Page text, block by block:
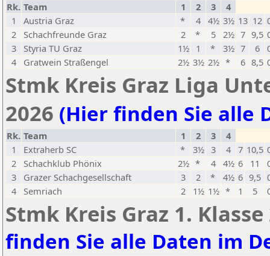
Rk. Team 1 2 3
4
1
Austria Graz * 4 4½ 3½ 13 12
2
Schachfreunde Graz 2 * 5 2½ 7 9,5
3
Styria TU Graz 1½ 1 * 3½ 7 6
4
Gratwein Straßengel 2½ 3½ 2½ * 6 8,5
Stmk Kreis Graz Liga
2026 (Hier finden Sie alle
Rk. Team 1 2 3
4
1
Extraherb SC * 3½ 3 4 7 10,5
2
Schachklub Phönix 2½ * 4 4½ 6 11
3
Grazer Schachgesellschaft 3 2 * 4½ 6 9,5
4
Semriach 2 1½ 1½ * 1 5
Stmk Kreis Graz 1.
finden Sie alle Daten im